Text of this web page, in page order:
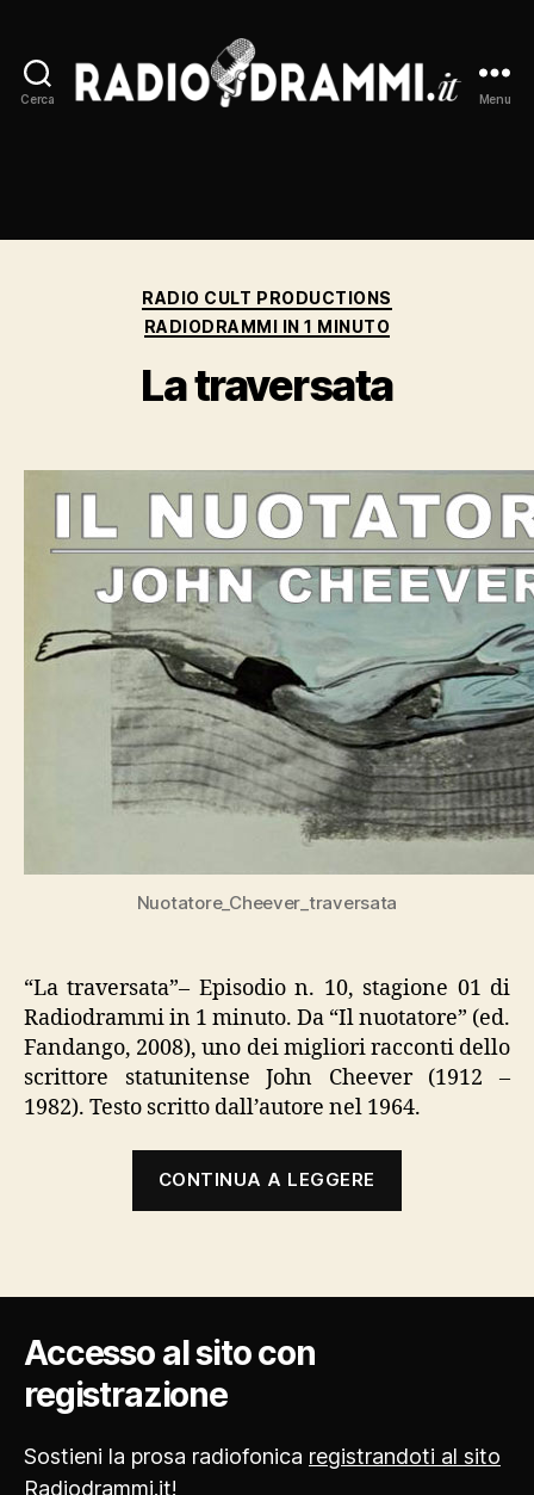
Cerca Menu
Categorie
RADIO CULT PRODUCTIONS
RADIODRAMMI IN 1 MINUTO
La traversata
Nuotatore_Cheever_traversata
“La traversata”– Episodio n. 10, stagione 01 di
Radiodrammi in 1 minuto. Da “Il nuotatore” (ed.
Fandango, 2008), uno dei migliori racconti dello
scrittore statunitense John Cheever (1912 –
1982). Testo scritto dall’autore nel 1964.
CONTINUA A LEGGERE
Accesso al sito con
registrazione
Sostieni la prosa radiofonica registrandoti al sito
Radiodrammi.it!